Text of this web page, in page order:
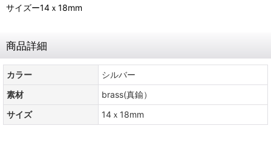
サイズー14ｘ18mm
商品詳細
カラー
シルバー
素材
brass(真鍮）
サイズ
14ｘ18mm